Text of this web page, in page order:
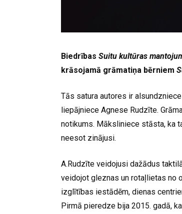
Biedrības Suitu kultūras
krāsojamā grāmatiņa bērniem
Tās satura autores ir
liepājniece Agnese Rudzīte.
notikums. Māksliniece stāsta, ka
neesot zinājusi.
A.Rudzīte veidojusi dažādus
veidojot gleznas un rotaļlietas no
izglītības iestādēm, dienas
Pirmā pieredze bija 2015. gadā,